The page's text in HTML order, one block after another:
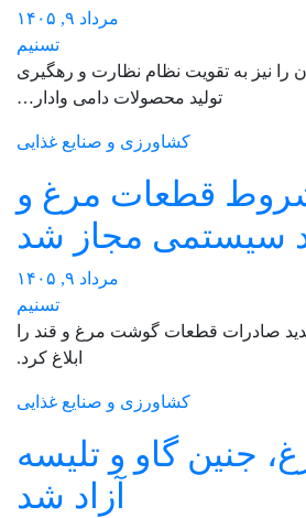
مرداد ۹, ۱۴۰۵
تسنیم
را نیز به تقویت نظام نظارت و رهگیری
تولید محصولات دامی وادار…
کشاورزی و صنایع غذایی
قطعات مرغ و
سیستمی مجاز شد
مرداد ۹, ۱۴۰۵
تسنیم
صادرات قطعات گوشت مرغ و قند را
ابلاغ کرد.
کشاورزی و صنایع غذایی
جنین گاو و تلیسه
آزاد شد